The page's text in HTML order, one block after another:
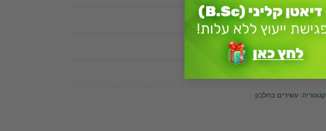
100 גרם
1 יחידה קטנה ללא פסולת
קטגוריה: עשירים בחלבון